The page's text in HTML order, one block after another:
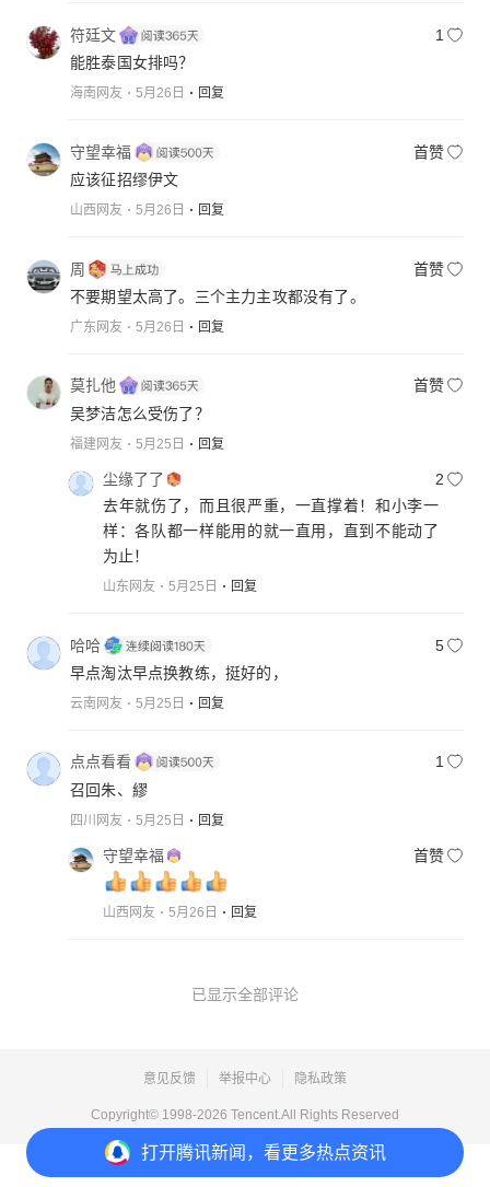
打开腾讯新闻，看更多热点资讯
符廷文
1
能胜泰国女排吗？
海南网友 5月26日 回复
守望幸福
首赞
应该征招缪伊文
山西网友 5月26日 回复
周
首赞
不要期望太高了。三个主力主攻都没有了。
广东网友 5月26日 回复
莫扎他
首赞
吴梦洁怎么受伤了？
福建网友 5月25日 回复
尘缘了了
2
去年就伤了，而且很严重，一直撑着！和小李一
样：各队都一样能用的就一直用，直到不能动了
为止！
山东网友 5月25日 回复
哈哈
5
早点淘汰早点换教练，挺好的，
云南网友 5月25日 回复
点点看看
1
召回朱、繆
四川网友 5月25日 回复
守望幸福 首赞
山西网友 5月26日 回复
已显示全部评论
意见反馈 举报中心 隐私政策
Copyright© 1998-2026 Tencent.All Rights Reserved